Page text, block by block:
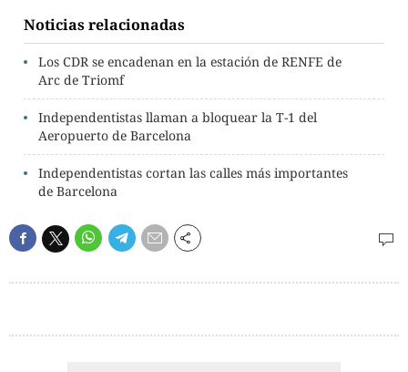
Noticias relacionadas
Los CDR se encadenan en la estación de RENFE de
Arc de Triomf
Independentistas llaman a bloquear la T-1 del
Aeropuerto de Barcelona
Independentistas cortan las calles más importantes
de Barcelona